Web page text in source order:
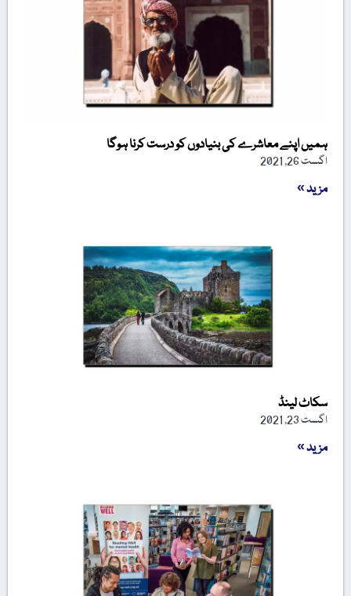
ہمیں اپنے معاشرے کی بنیادوں کو درست کرنا ہوگا
اگست 26, 2021
مزید »
سکاٹ لینڈ
اگست 23, 2021
مزید »